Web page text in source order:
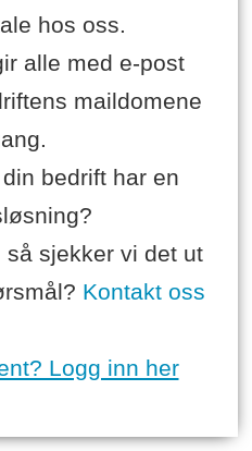
hos oss.
alle med e-post
maildomene
bedrift har en
sjekker vi det ut
Kontakt oss
Logg inn her